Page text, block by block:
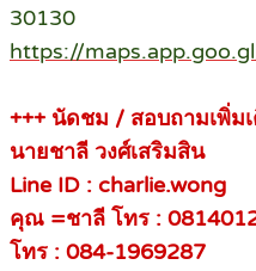
30130
https://
+++ นัดชม / สอบถามเพิ่
นายชาลี วงศ์เสริมสิน
Line ID : charlie.wong
คุณ =ชาลี โทร :
โทร : 084-1969287